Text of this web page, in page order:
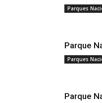
Parques
Parque
Parques
Parque